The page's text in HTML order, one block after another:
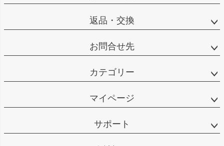
返品・交換
お問合せ先
カテゴリー
マイページ
サポート